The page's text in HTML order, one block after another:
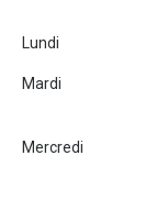
Lundi
Mardi
Mercredi